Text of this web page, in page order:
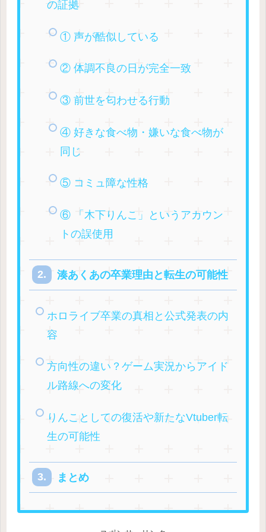
の証拠
① 声が酷似している
② 体調不良の日が完全一致
③ 前世を匂わせる行動
④ 好きな食べ物・嫌いな食べ物が
同じ
⑤ コミュ障な性格
⑥ 「木下りんこ」というアカウン
トの誤使用
湊あくあの卒業理由と転生の可能性
ホロライブ卒業の真相と公式発表の内
容
方向性の違い？ゲーム実況からアイド
ル路線への変化
りんことしての復活や新たなVtuber転
生の可能性
まとめ